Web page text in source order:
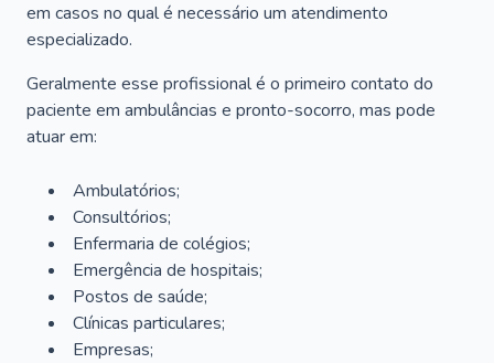
em casos no qual é necessário um atendimento
especializado.
Geralmente esse profissional é o primeiro contato do
paciente em ambulâncias e pronto-socorro, mas pode
atuar em:
Ambulatórios;
Consultórios;
Enfermaria de colégios;
Emergência de hospitais;
Postos de saúde;
Clínicas particulares;
Empresas;